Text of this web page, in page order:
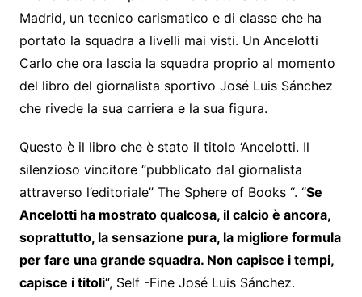
Madrid, un tecnico carismatico e di classe che ha
portato la squadra a livelli mai visti. Un Ancelotti
Carlo che ora lascia la squadra proprio al momento
del libro del giornalista sportivo José Luis Sánchez
che rivede la sua carriera e la sua figura.
Questo è il libro che è stato il titolo ‘Ancelotti. Il
silenzioso vincitore “pubblicato dal giornalista
attraverso l’editoriale” The Sphere of Books “. “Se
Ancelotti ha mostrato qualcosa, il calcio è ancora,
soprattutto, la sensazione pura, la migliore formula
per fare una grande squadra. Non capisce i tempi,
capisce i titoli“, Self -Fine José Luis Sánchez.